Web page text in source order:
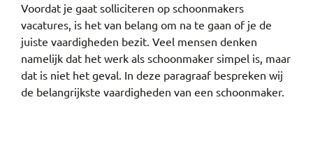
Voordat je gaat solliciteren op schoonmakers
vacatures, is het van belang om na te gaan of je de
juiste vaardigheden bezit. Veel mensen denken
namelijk dat het werk als schoonmaker simpel is, maar
dat is niet het geval. In deze paragraaf bespreken wij
de belangrijkste vaardigheden van een schoonmaker.